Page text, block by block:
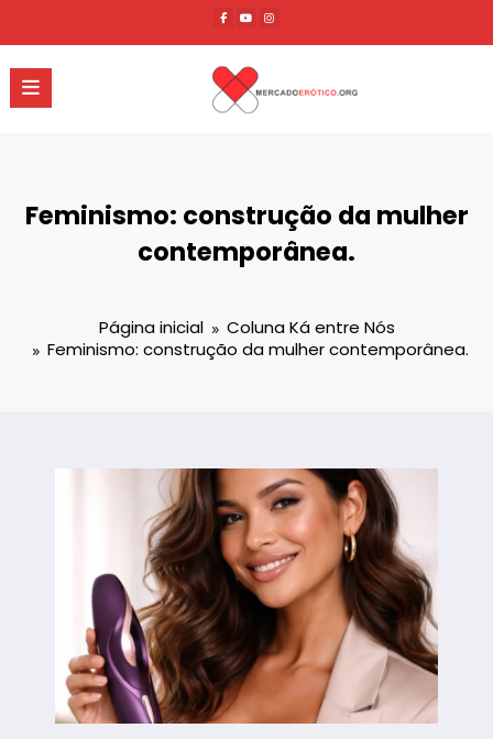
o
conteúdo
Feminismo: construção da mulher
contemporânea.
Página inicial
Coluna Ká entre Nós
Feminismo: construção da mulher contemporânea.